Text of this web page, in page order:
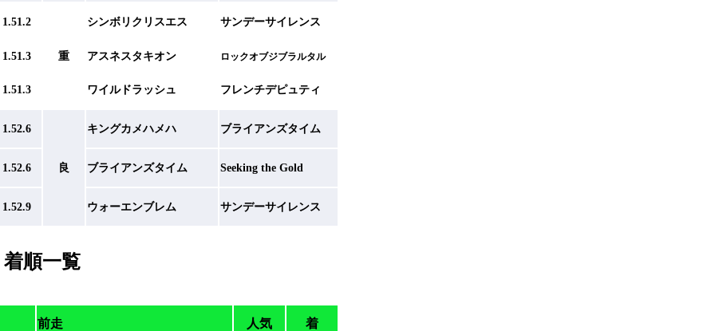
1.51.2
重
シンボリクリスエス サンデーサイレンス
1.51.3 アスネスタキオン ロックオブジブラルタル
1.51.3 ワイルドラッシュ フレンチデピュティ
1.52.6
良
キングカメハメハ ブライアンズタイム
1.52.6 ブライアンズタイム Seeking the Gold
1.52.9 ウォーエンブレム サンデーサイレンス
順一覧
前走 人気 着